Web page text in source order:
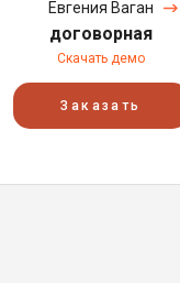
Евгения Ваган
договорная
Скачать демо
Заказать